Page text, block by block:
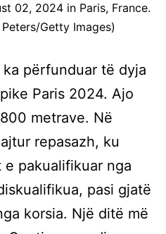
02, 2024 in Paris, France.
Getty Images)
përfunduar të dyja
Paris 2024. Ajo
metrave. Në
repasazh, ku
pakualifikuar nga
pasi gjatë
korsia. Një ditë më